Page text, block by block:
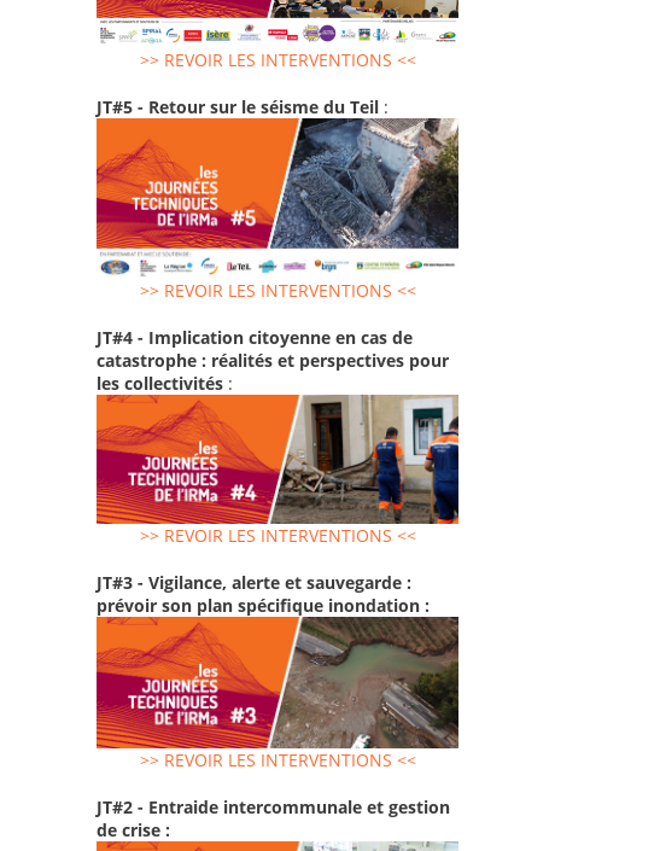
>> REVOIR LES INTERVENTIONS <<
JT#5 - Retour sur le séisme du Teil :
>> REVOIR LES INTERVENTIONS <<
JT#4 - Implication citoyenne en cas de
catastrophe : réalités et perspectives pour
les collectivités :
>> REVOIR LES INTERVENTIONS <<
JT#3 - Vigilance, alerte et sauvegarde :
prévoir son plan spécifique inondation :
>> REVOIR LES INTERVENTIONS <<
JT#2 - Entraide intercommunale et gestion
de crise :